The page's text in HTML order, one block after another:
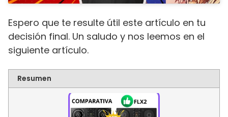
Espero que te resulte útil este artículo en tu
decisión final. Un saludo y nos leemos en el
siguiente artículo.
Resumen